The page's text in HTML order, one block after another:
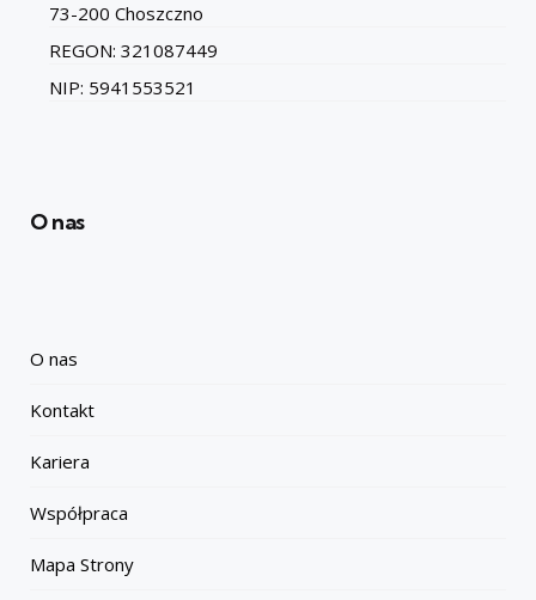
73-200 Choszczno
REGON: 321087449
NIP: 5941553521
O nas
O nas
Kontakt
Kariera
Współpraca
Mapa Strony